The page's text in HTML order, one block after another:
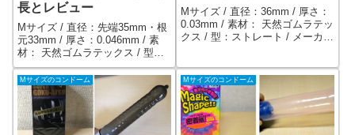
長とレビュー
Mサイズ / 直径：先端35mm・根
元33mm / 厚さ：0.046mm / 素
材： 天然ゴムラテックス / 型：
ナチュラルフィット / メーカ
ー：オカモト / オカモトの定番
ブランド「スキンレス」シリー
ズのナチュラルフィット型コン
ドーム。カリ首の下あたりが少
し絞られている形状。
Mサイズ / 直径：36mm / 厚さ：
0.03mm / 素材： 天然ゴムラテッ
クス / 型：ストレート / メーカ
改善した薄型コンドーム。先端
から根元まで均一な薄さ
0.03mm。
Mサイズのコンドーム Mサイズのコンドーム